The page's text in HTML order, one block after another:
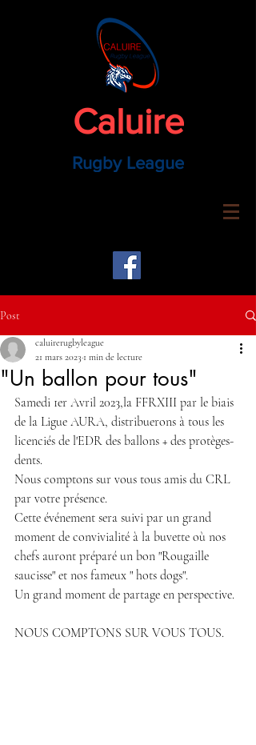
Caluire
Rugby League
Post
"Un ballon pour tous"
caluirerugbyleague
21 mars 2023 1 min de lecture
Samedi 1er Avril 2023,la FFRXIII par le biais
de la Ligue AURA, distribuerons à tous les
licenciés de l'EDR des ballons + des protèges-
dents.
Nous comptons sur vous tous amis du CRL
par votre présence.
Cette événement sera suivi par un grand
moment de convivialité à la buvette où nos
chefs auront préparé un bon "Rougaille
saucisse" et nos fameux " hots dogs".
Un grand moment de partage en perspective.
NOUS COMPTONS SUR VOUS TOUS.